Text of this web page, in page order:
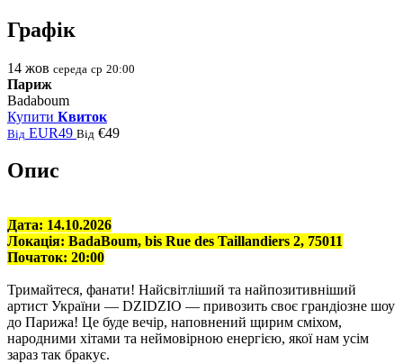
Графік
14 жов середа ср 20:00
Париж
Badaboum
Купити Квиток
Від EUR49 Від €49
Опис
Дата: 14.10.2026
Локація: BadaBoum, bis Rue des Taillandiers 2, 75011
Початок: 20:00
Тримайтеся, фанати! Найсвітліший та найпозитивніший
артист України — DZIDZIO — привозить своє грандіозне шоу
до Парижа! Це буде вечір, наповнений щирим сміхом,
народними хітами та неймовірною енергією, якої нам усім
зараз так бракує.